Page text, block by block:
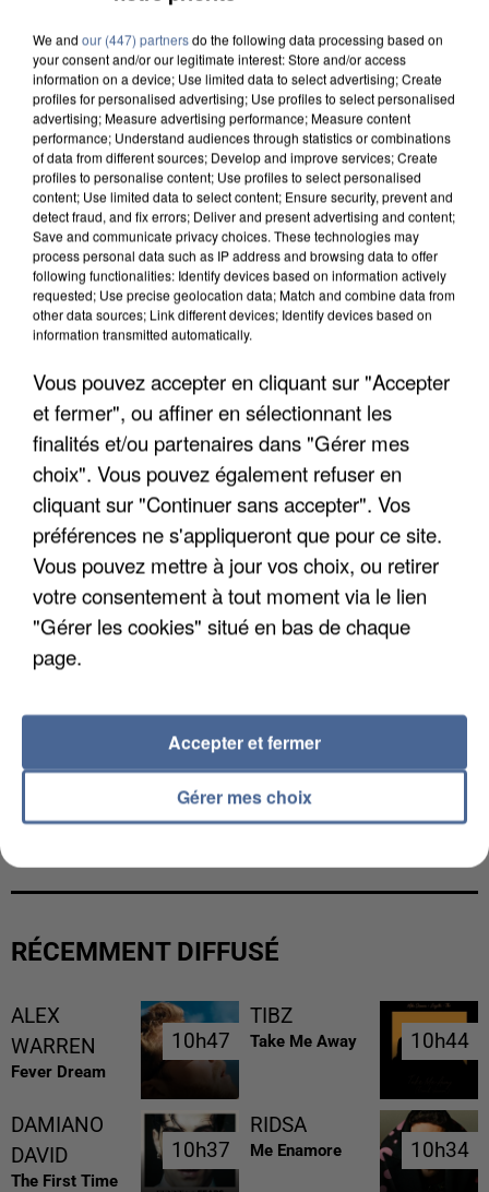
UNE TOURISTE DE L’OISE EMPORTÉE PAR UNE
COULÉE DE BOUE EN HAUTE-SAVOIE
LES DONNÉES DE 300 000 CLIENTS DÉROBÉES À
RÉCEMMENT DIFFUSÉ
ALEX
WARREN
Fever Dream
10h47
10h47
TIBZ
Take Me Away 10h44
10h44
DAMIANO
DAVID
The First Time
10h37
10h37
RIDSA
Me Enamore 10h34
10h34
We and our (447) partnersdo the following data processing based on
your consent and/or our legitimate interest: Store and/or access
information on a device; Use limited data to select advertising; Create
profiles for personalised advertising; Use profiles to select personalised
advertising; Measure advertising performance; Measure content
performance; Understand audiences through statistics or combinations
of data from different sources; Develop and improve services; Create
profiles to personalise content; Use profiles to select personalised
content; Use limited data to select content; Ensure security, prevent and
detect fraud, and fix errors; Deliver and present advertising and content;
Save and communicate privacy choices. These technologies may
process personal data such as IP address and browsing data to offer
following functionalities: Identify devices based on information actively
requested; Use precise geolocation data; Match and combine data from
other data sources; Link different devices; Identify devices based on
information transmitted automatically.
Vous pouvez accepter en cliquant sur "Accepter
et fermer", ou affiner en sélectionnant les
finalités et/ou partenaires dans "Gérer mes
choix". Vous pouvez également refuser en
cliquant sur "Continuer sans accepter". Vos
préférences ne s'appliqueront que pour ce site.
Vous pouvez mettre à jour vos choix, ou retirer
votre consentement à tout moment via le lien
"Gérer les cookies" situé en bas de chaque
page.
Gérer mes choix
Accepter et fermer